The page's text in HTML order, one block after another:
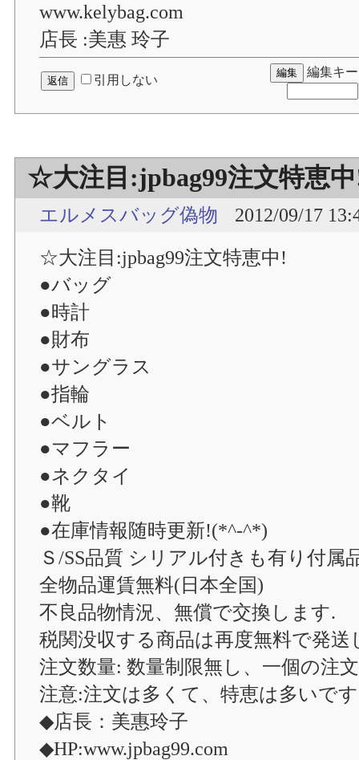
www.kelybag.com
店長 :美惠 玲子
引用しない
編集キー
☆大注目:jpbag99注文特恵
エルメスバッグ偽物
2012/09/17
☆大注目:jpbag99注文特恵中!
●バッグ
●時計
●財布
●サングラス
●指輪
●ベルト
●マフラー
●ネクタイ
●靴
●在庫情報随時更新!(*^-^*)
Ｓ/SS品質 シリアル付きも有り付属
全物品運賃無料(日本全国)
不良品物情況、無償で交換します.
税関没収する商品は再度無料で発送
注文数量: 数量制限無し、一個の注
注意:注文は多くて、特恵は多いです
◆店長：美惠玲子
◆HP:www.jpbag99.com